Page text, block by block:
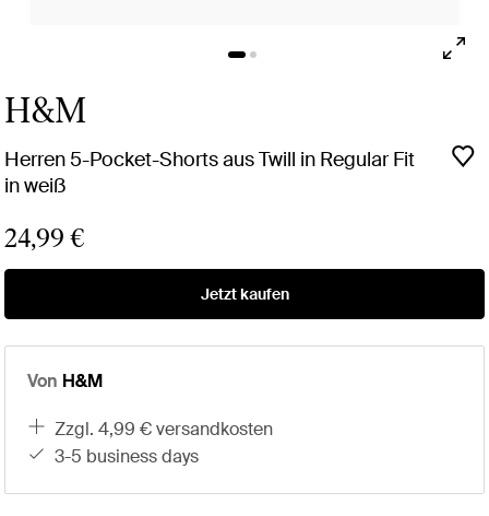
H&M
Herren 5-Pocket-Shorts aus Twill in Regular Fit
in weiß
24,99 €
Jetzt kaufen
Von H&M
zzgl. 4,99 € versandkosten
3-5 business days